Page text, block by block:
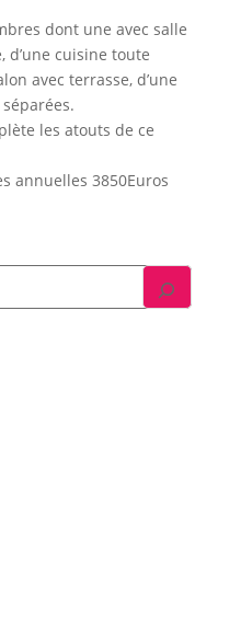
dont une avec salle
d’une cuisine toute
avec terrasse, d’une
les atouts de ce
annuelles 3850Euros